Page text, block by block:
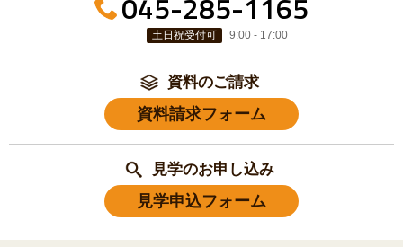
土日祝受付可 9:00 - 17:00
資料のご請求
資料請求フォーム
見学のお申し込み
見学申込フォーム